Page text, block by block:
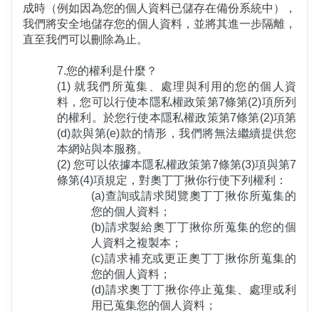
成時（例如因為您的個人資料已儲存在備份系統中），
我們將安全地儲存您的個人資料，並將其進一步隔離，
直至我們可以刪除為止。
7.您的權利是什麼？
(1) 就我們所蒐集、處理與利用的您的個人資
料，您可以行使本隱私權政策第7條第(2)項所列
的權利。於您行使本隱私權政策第7條第(2)項第
(d)款與第(e)款的情形，我們將無法繼續提供您
本網站與本服務。
(2) 您可以依據本隱私權政策第7條第(3)項與第7
條第(4)項規定，對奧丁丁揪你行使下列權利：
(a)查詢或請求閱覽奧丁丁揪你所蒐集的
您的個人資料；
(b)請求製給奧丁丁揪你所蒐集的您的個
人資料之複製本；
(c)請求補充或更正奧丁丁揪你所蒐集的
您的個人資料；
(d)請求奧丁丁揪你停止蒐集、處理或利
用已蒐集您的個人資料；